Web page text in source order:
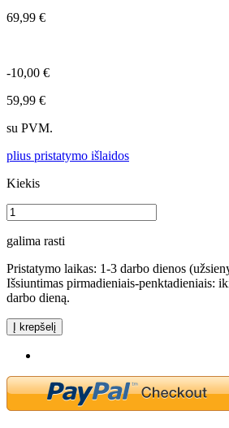
69,99 €
-10,00 €
59,99 €
su PVM.
plius pristatymo išlaidos
Kiekis
galima rasti
Pristatymo laikas: 1-3 darbo dienos
Išsiuntimas pirmadieniais-penktadieniais:
darbo dieną.
Į krepšelį